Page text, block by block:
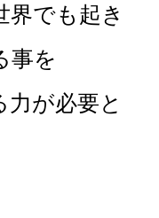
界でも起き
事を
が必要と